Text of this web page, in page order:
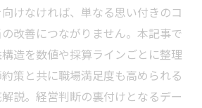
けなければ、単なる思い付きのコ
改善につながりません。本記事で
造を数値や採算ラインごとに整理
策と共に職場満足度も高められる
説。経営判断の裏付けとなるデー